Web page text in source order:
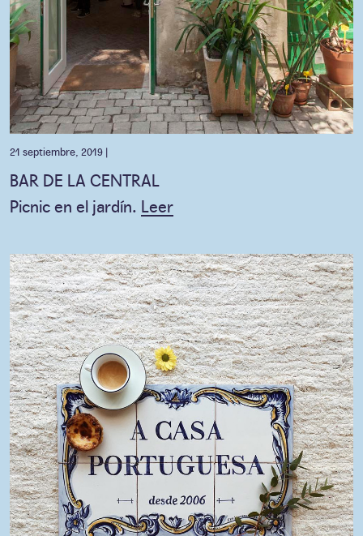
21 septiembre, 2019 |
BAR DE LA CENTRAL
Picnic en el jardín. Leer